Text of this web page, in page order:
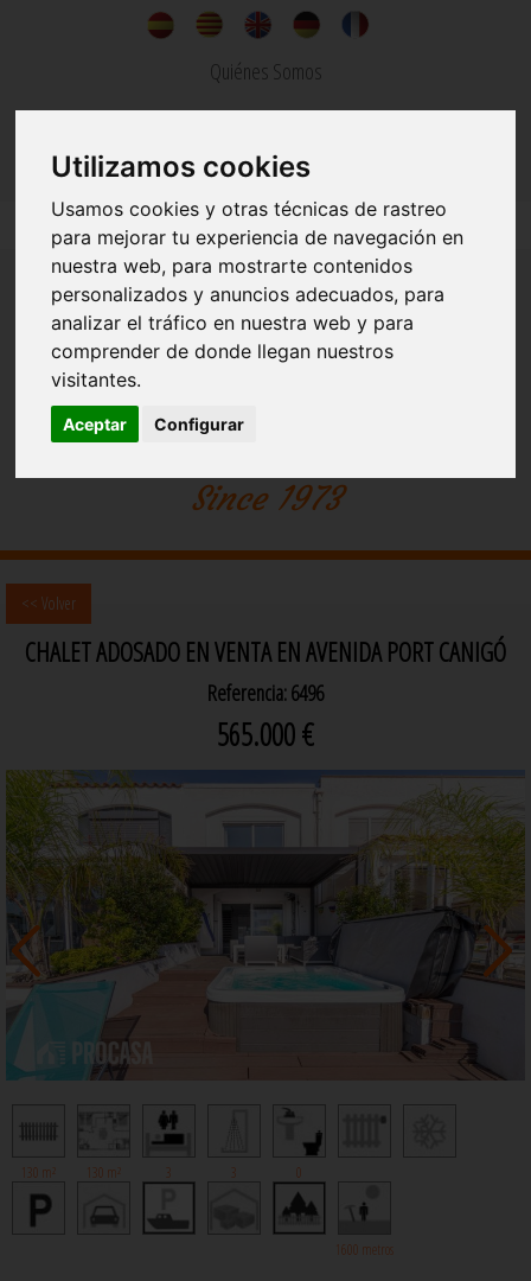
Utilizamos cookies
Usamos cookies y otras técnicas de rastreo
para mejorar tu experiencia de navegación en
nuestra web, para mostrarte contenidos
personalizados y anuncios adecuados, para
analizar el tráfico en nuestra web y para
comprender de donde llegan nuestros
visitantes.
Aceptar Configurar
Quiénes Somos
Noticias
Contacto
Since 1973
<< Volver
CHALET ADOSADO EN VENTA EN AVENIDA PORT CANIGÓ
Referencia: 6496
565.000 €
130 m² 130 m² 3 3 0
1600 metros